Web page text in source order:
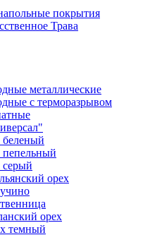
покрытия
Трава
металлические
с терморазрывом
беленый
пепельный
серый
орех
орех
темный